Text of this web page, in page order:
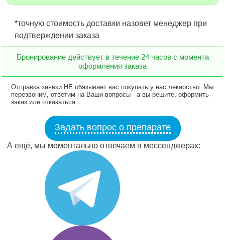
*точную стоимость доставки назовет менеджер при
подтверждении заказа
Бронирование действует в течение 24 часов с момента
оформления заказа
Отправка заявки НЕ обязывает вас покупать у нас лекарство. Мы
перезвоним, ответим на Ваши вопросы - а вы решите, оформить
заказ или отказаться.
Задать вопрос о препарате
А ещё, мы моментально отвечаем в мессенджерах: